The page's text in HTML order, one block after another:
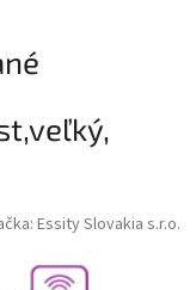
Essity Slovakia s.r.o.